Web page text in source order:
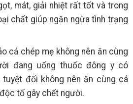
mát, giải nhiệt rất tốt và trong
chất giúp ngăn ngừa tình trạng
cá chép mẹ không nên ăn cùng
đang uống thuốc đông y có
tuyệt đối không nên ăn cùng cá
tố gây chết người.